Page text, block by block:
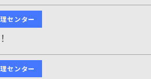
センター
センター